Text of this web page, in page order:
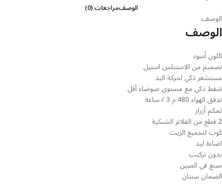
الوصفمراجعات (0)
الوصف
الوصف
اللون أسود
تصميم من الاستنلس استيل
مستشعر ذكي لحركة اليد
شفط ذكي مع مستوى ضوضاء أقل
تدفق الهواء 480 م 3 / ساعة
تحكم أزرار
2 قطع من الفلاتر الشبكية
كوب لتجميع الزيت
اضاءة ليد
بدون تركيب
صنع في الصين
الضمان سنتان